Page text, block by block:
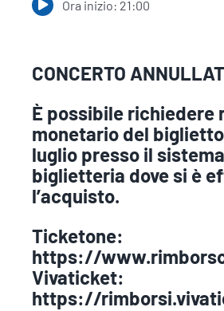
Ora inizio: 21:00
CONCERTO
È possibile richiedere
monetario del
luglio presso il
biglietteria dove si è
l’acquisto.
Ticketone:
https://
Vivaticket:
https://